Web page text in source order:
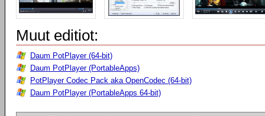
Muut editiot:
Daum PotPlayer (64-bit)
Daum PotPlayer (PortableApps)
PotPlayer Codec Pack aka OpenCodec (64-bit)
Daum PotPlayer (PortableApps 64-bit)